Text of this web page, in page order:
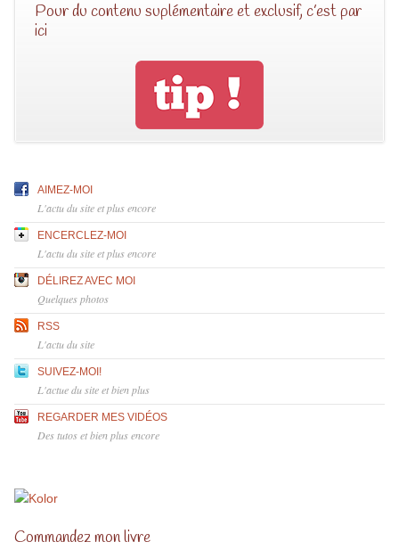
Pour du contenu suplémentaire et exclusif, c’est par
ici
AIMEZ-MOI
L'actu du site et plus encore
ENCERCLEZ-MOI
L'actu du site et plus encore
DÉLIREZ AVEC MOI
Quelques photos
RSS
L'actu du site
SUIVEZ-MOI!
L'actue du site et bien plus
REGARDER MES VIDÉOS
Des tutos et bien plus encore
Commandez mon livre